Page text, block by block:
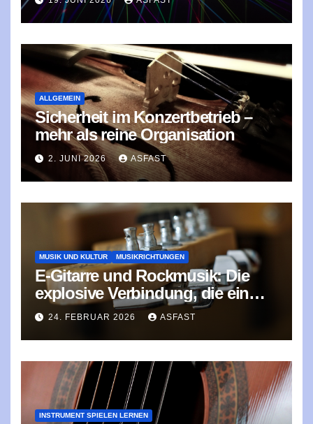
ALLGEMEIN
Sicherheit im Konzertbetrieb –
mehr als reine Organisation
2. JUNI 2026 ASFAST
MUSIK UND KULTUR MUSIKRICHTUNGEN
E‑Gitarre und Rockmusik: Die
explosive Verbindung, die ein
Genre prägte
24. FEBRUAR 2026 ASFAST
INSTRUMENT SPIELEN LERNEN